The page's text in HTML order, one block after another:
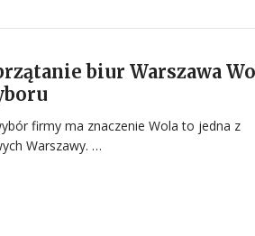
biur Warszawa
firmy ma znaczenie Wola to jedna z
Warszawy. …